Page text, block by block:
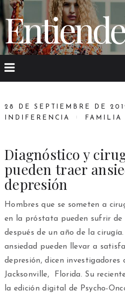
28 DE SEPTIEMBRE DE
INDIFERENCIA
FAMILIA
Diagnóstico y
pueden traer
depresión
Hombres que se someten a
en la próstata pueden sufrir de
después de un año de la
ansiedad pueden llevar a
depresión, dicen investigadores
Jacksonville, Florida. Su
la edición digital de Psycho-